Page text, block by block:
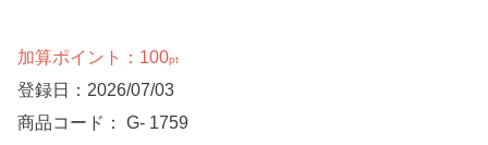
加算ポイント： 100pt
登録日：2026/07/03
商品コード： G- 1759